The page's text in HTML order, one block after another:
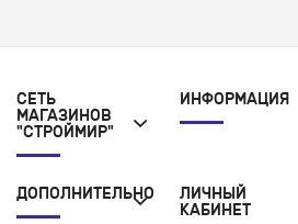
СЕТЬ
МАГАЗИНОВ
"СТРОЙМИР"
ИНФОРМАЦИЯ
ДОПОЛНИТЕЛЬНО
ЛИЧНЫЙ
КАБИНЕТ